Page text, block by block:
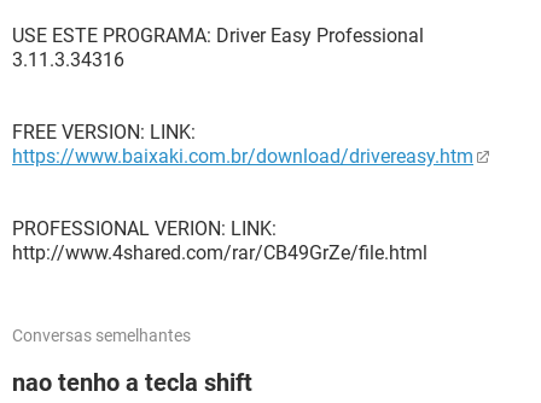
USE ESTE PROGRAMA: Driver Easy Professional
3.11.3.34316
FREE VERSION: LINK:
https://www.baixaki.com.br/download/drivereasy.htm
PROFESSIONAL VERION: LINK:
http://www.4shared.com/rar/CB49GrZe/file.html
Conversas semelhantes
nao tenho a tecla shift